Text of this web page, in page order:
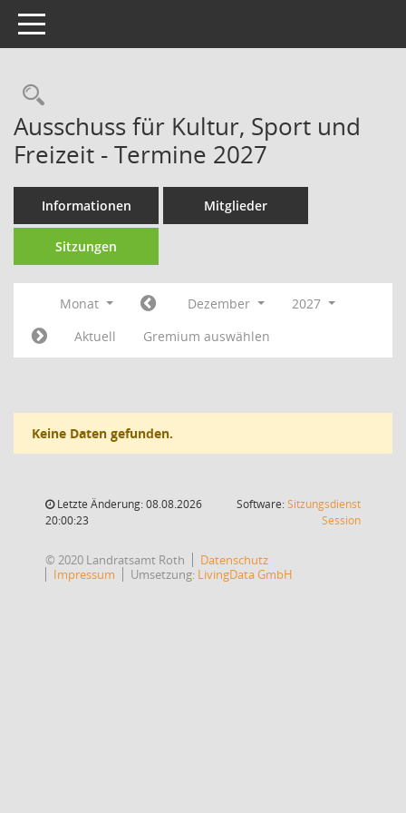
Toggle navigation
Rechercheauswahl
Ausschuss für Kultur, Sport und
Freizeit - Termine 2027
Informationen Mitglieder
Sitzungen
Monat Dezember
2027
Aktuell
Gremium auswählen
Keine Daten gefunden.
Letzte Änderung: 08.08.2026
20:00:23
Software:Sitzungsdienst
Session(Wird in
© 2020 Landratsamt Roth
Datenschutz
Impressum
Umsetzung: LivingData GmbH